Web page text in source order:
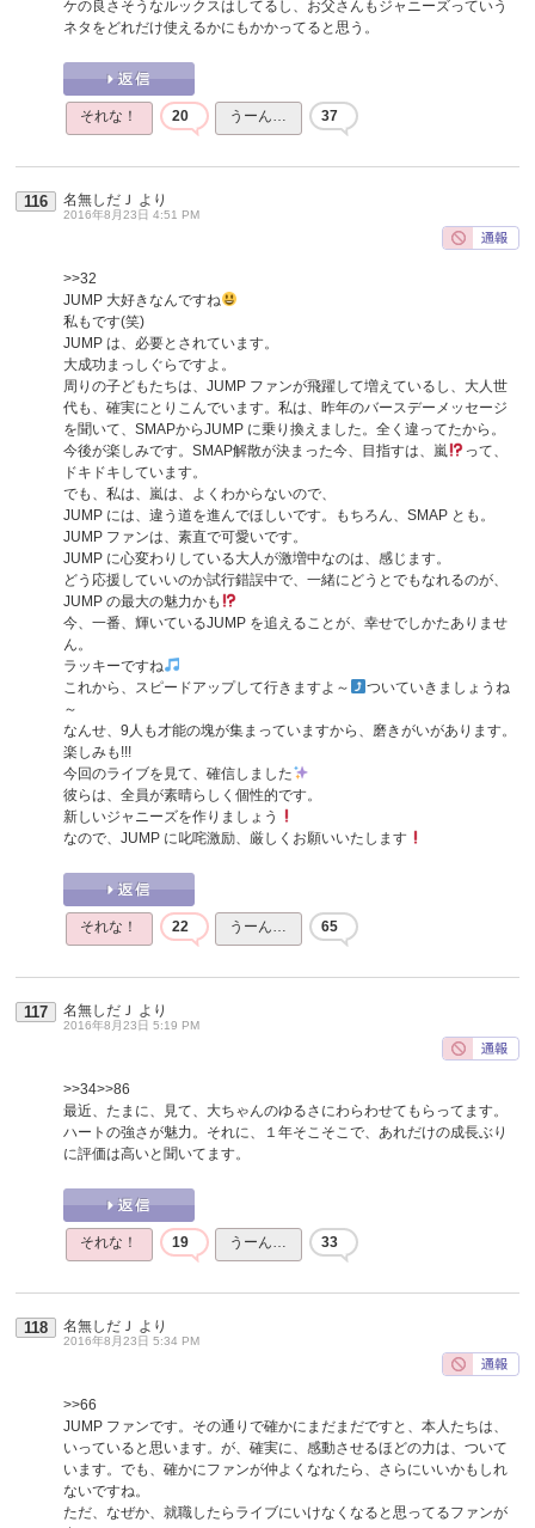
ケの良さそうなルックスはしてるし、お父さんもジャニーズっていう
ネタをどれだけ使えるかにもかかってると思う。
それな！ 20 うーん… 37
116 名無しだＪ より
2016年8月23日 4:51 PM
>>32
JUMP 大好きなんですね
私もです(笑)
JUMP は、必要とされています。
大成功まっしぐらですよ。
周りの子どもたちは、JUMP ファンが飛躍して増えているし、大人世
代も、確実にとりこんでいます。私は、昨年のバースデーメッセージ
を聞いて、SMAPからJUMP に乗り換えました。全く違ってたから。
今後が楽しみです。SMAP解散が決まった今、目指すは、嵐
って、
ドキドキしています。
でも、私は、嵐は、よくわからないので、
JUMP には、違う道を進んでほしいです。もちろん、SMAP とも。
JUMP ファンは、素直で可愛いです。
JUMP に心変わりしている大人が激増中なのは、感じます。
どう応援していいのか試行錯誤中で、一緒にどうとでもなれるのが、
JUMP の最大の魅力かも
今、一番、輝いているJUMP を追えることが、幸せでしかたありませ
ん。
ラッキーですね
これから、スピードアップして行きますよ～
ついていきましょうね
～
なんせ、9人も才能の塊が集まっていますから、磨きがいがあります。
楽しみも!!!
今回のライブを見て、確信しました
彼らは、全員が素晴らしく個性的です。
新しいジャニーズを作りましょう
なので、JUMP に叱咤激励、厳しくお願いいたします
それな！ 22 うーん… 65
117 名無しだＪ より
2016年8月23日 5:19 PM
>>34>>86
最近、たまに、見て、大ちゃんのゆるさにわらわせてもらってます。
ハートの強さが魅力。それに、１年そこそこで、あれだけの成長ぶり
に評価は高いと聞いてます。
それな！ 19 うーん… 33
118 名無しだＪ より
2016年8月23日 5:34 PM
>>66
JUMP ファンです。その通りで確かにまだまだですと、本人たちは、
いっていると思います。が、確実に、感動させるほどの力は、ついて
います。でも、確かにファンが仲よくなれたら、さらにいいかもしれ
ないですね。
ただ、なぜか、就職したらライブにいけなくなると思ってるファンが